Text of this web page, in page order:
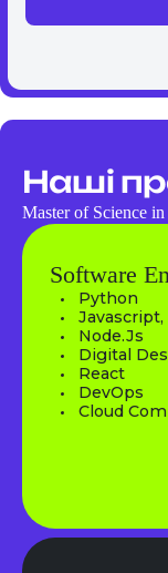
Наші
Master of Science
Software
Python
Node.Js
Digital
React
DevOps
Cloud